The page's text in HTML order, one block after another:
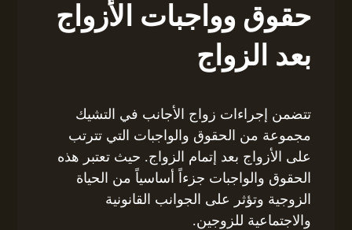
حقوق وواجبات الأزواج
بعد الزواج
تتضمن إجراءات زواج الأجانب في التشيك
مجموعة من الحقوق والواجبات التي تترتب
على الأزواج بعد إتمام الزواج. حيث تعتبر هذه
الحقوق والواجبات جزءاً أساسياً من الحياة
الزوجية وتؤثر على الجوانب القانونية
والاجتماعية للزوجين.